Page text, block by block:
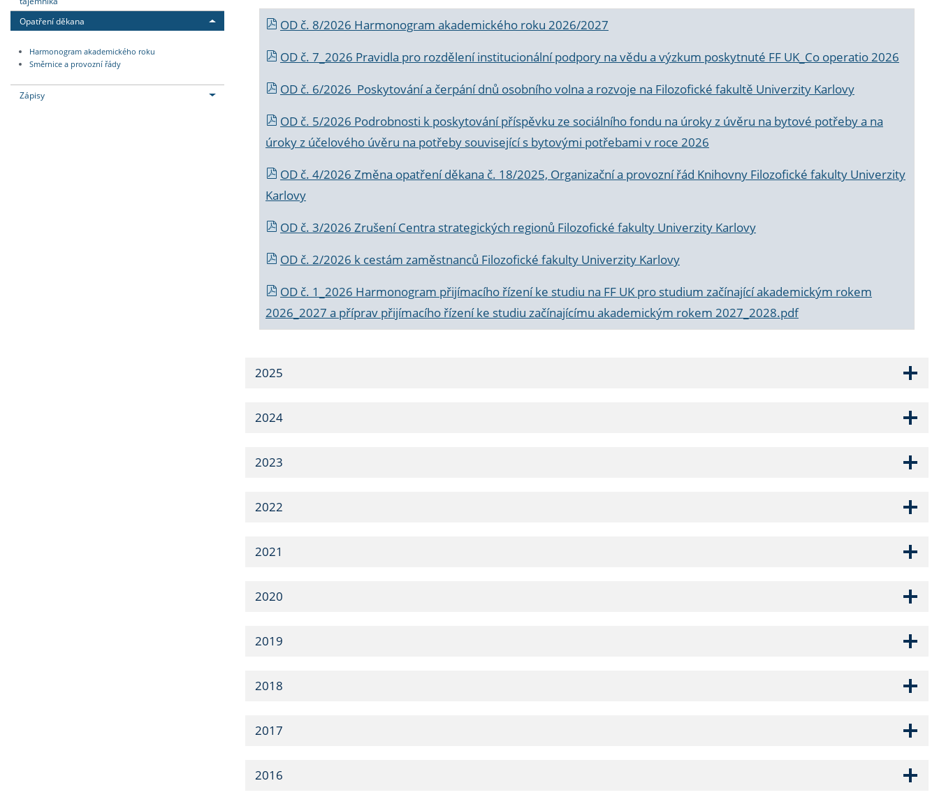
Opatření děkana
Harmonogram akademického roku
Směrnice a provozní řády
Zápisy
OD č. 8/2026 Harmonogram akademického roku 2026/2027
OD č. 7_2026 Pravidla pro rozdělení institucionální podpory na vědu a výzkum poskytnuté FF UK_Co operatio 2026
OD č. 6/2026 Poskytování a čerpání dnů osobního volna a rozvoje na Filozofické fakultě Univerzity Karlovy
OD č. 5/2026 Podrobnosti k poskytování příspěvku ze sociálního fondu na úroky z úvěru na bytové potřeby a na
úroky z účelového úvěru na potřeby související s bytovými potřebami v roce 2026
OD č. 4/2026 Změna opatření děkana č. 18/2025, Organizační a provozní řád Knihovny Filozofické fakulty Univerzity
Karlovy
OD č. 3/2026 Zrušení Centra strategických regionů Filozofické fakulty Univerzity Karlovy
OD č. 2/2026 k cestám zaměstnanců Filozofické fakulty Univerzity Karlovy
OD č. 1_2026 Harmonogram přijímacího řízení ke studiu na FF UK pro studium začínající akademickým rokem
2026_2027 a příprav přijímacího řízení ke studiu začínajícímu akademickým rokem 2027_2028.pdf
2025
2024
2023
2022
2021
2020
2019
2018
2017
2016